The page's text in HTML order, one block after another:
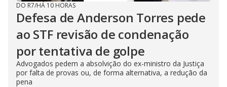
DO R7/HÁ 10 HORAS
Defesa de Anderson Torres pede
ao STF revisão de condenação
por tentativa de golpe
Advogados pedem a absolvição do ex-ministro da Justiça
por falta de provas ou, de forma alternativa, a redução da
pena